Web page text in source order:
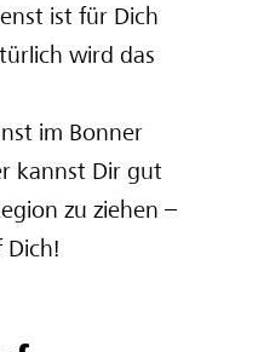
ist für Dich
wird das
im Bonner
kannst Dir gut
zu ziehen –